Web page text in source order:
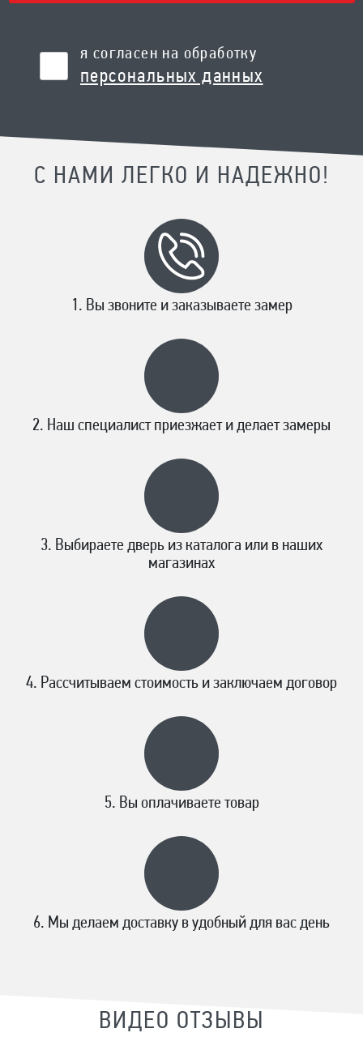
я согласен на обработку
персональных данных
С НАМИ ЛЕГКО И НАДЕЖНО!
Вы звоните и заказываете замер
Наш специалист приезжает и делает замеры
Выбираете дверь из каталога или в наших
магазинах
Рассчитываем стоимость и заключаем договор
Вы оплачиваете товар
Мы делаем доставку в удобный для вас день
ВИДЕО ОТЗЫВЫ